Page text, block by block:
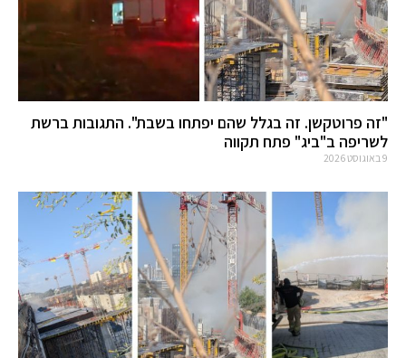
"זה פרוטקשן. זה בגלל שהם יפתחו בשבת". התגובות ברשת
לשריפה ב"ביג" פתח תקווה
9 באוגוסט 2026